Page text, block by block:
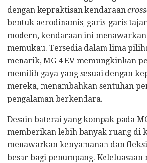
dengan kepraktisan kendaraan
bentuk aerodinamis, garis-garis
modern, kendaraan ini
memukau. Tersedia dalam lima
menarik, MG 4 EV memungkinkan
memilih gaya yang sesuai dengan
mereka, menambahkan sentuhan
pengalaman berkendara.
Desain baterai yang kompak pada
memberikan lebih banyak ruang di
menawarkan kenyamanan dan
besar bagi penumpang. Keleluasaan